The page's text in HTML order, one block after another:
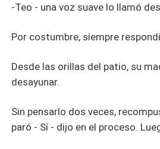
-Teo - una voz suave lo llamó
Por costumbre, siempre
Desde las orillas del patio, su
desayunar.
Sin pensarlo dos veces,
paró - Sí - dijo en el proceso.